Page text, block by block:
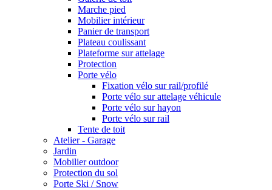
Marche pied
Mobilier intérieur
Panier de transport
Plateau coulissant
Plateforme sur attelage
Protection
Porte vélo
Fixation vélo sur rail/profilé
Porte vélo sur attelage véhicule
Porte vélo sur hayon
Porte vélo sur rail
Tente de toit
Atelier - Garage
Jardin
Mobilier outdoor
Protection du sol
Porte Ski / Snow